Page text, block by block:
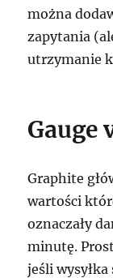
można
zapytania
utrzymanie
Gauge
Graphite
wartości
oznaczały
minutę.
jeśli